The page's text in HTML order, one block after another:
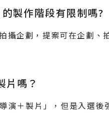
製作階段有限制嗎?
攝企劃，提案可在企劃、
片嗎？
演＋製片」，但是入選